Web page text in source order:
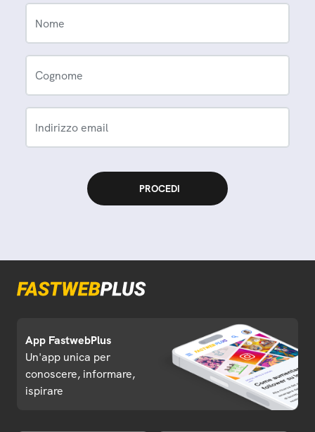
Nome
Cognome
Indirizzo email
App FastwebPlus
Un'app unica per
conoscere, informare,
ispirare